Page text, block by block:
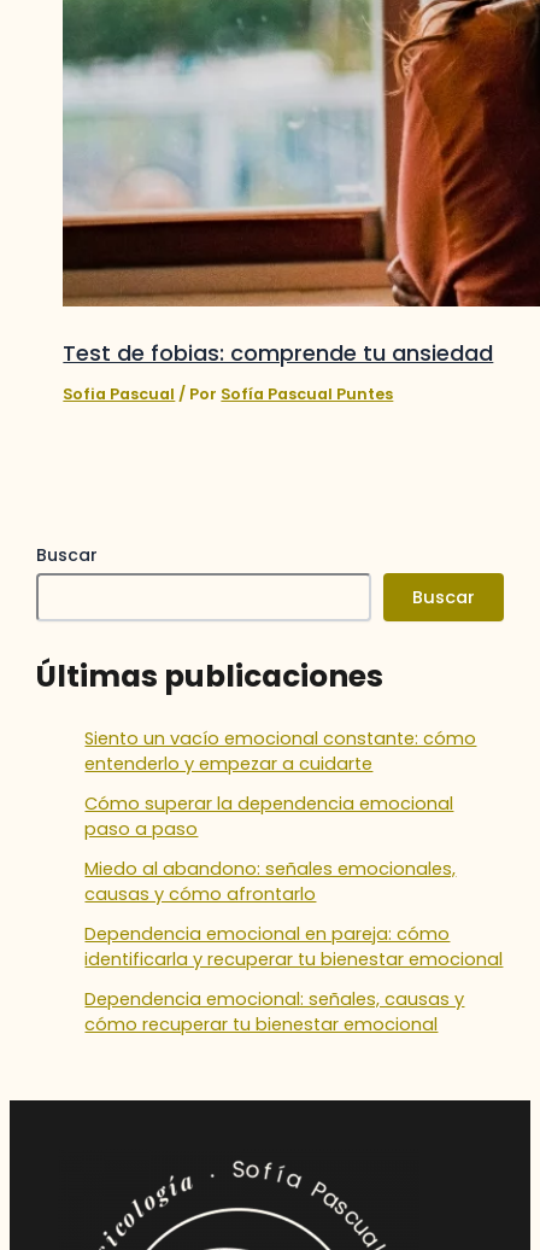
Test de fobias: comprende tu ansiedad
Sofia Pascual / Por Sofía Pascual Puntes
Buscar
Buscar
Últimas publicaciones
Siento un vacío emocional constante: cómo
entenderlo y empezar a cuidarte
Cómo superar la dependencia emocional
paso a paso
Miedo al abandono: señales emocionales,
causas y cómo afrontarlo
Dependencia emocional en pareja: cómo
identificarla y recuperar tu bienestar emocional
Dependencia emocional: señales, causas y
cómo recuperar tu bienestar emocional